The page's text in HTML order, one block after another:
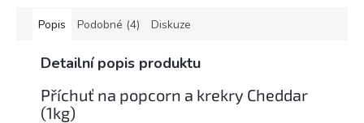
Popis Podobné (4) Diskuze
Detailní popis produktu
Příchuť na popcorn a krekry Cheddar
(1kg)